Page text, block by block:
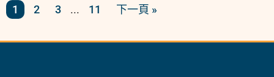
1 2 3 ... 11 下一頁 »